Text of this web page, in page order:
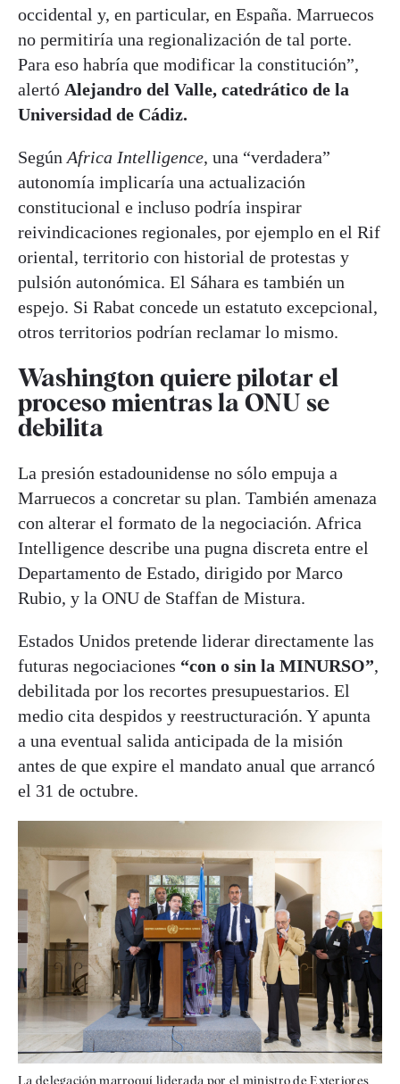
occidental y, en particular, en España. Marruecos
no permitiría una regionalización de tal porte.
Para eso habría que modificar la constitución”,
alertó Alejandro del Valle, catedrático de la
Universidad de Cádiz.
Según Africa Intelligence, una “verdadera”
autonomía implicaría una actualización
constitucional e incluso podría inspirar
reivindicaciones regionales, por ejemplo en el Rif
oriental, territorio con historial de protestas y
pulsión autonómica. El Sáhara es también un
espejo. Si Rabat concede un estatuto excepcional,
otros territorios podrían reclamar lo mismo.
Washington quiere pilotar el
proceso mientras la ONU se
debilita
La presión estadounidense no sólo empuja a
Marruecos a concretar su plan. También amenaza
con alterar el formato de la negociación. Africa
Intelligence describe una pugna discreta entre el
Departamento de Estado, dirigido por Marco
Rubio, y la ONU de Staffan de Mistura.
Estados Unidos pretende liderar directamente las
futuras negociaciones “con o sin la MINURSO”,
debilitada por los recortes presupuestarios. El
medio cita despidos y reestructuración. Y apunta
a una eventual salida anticipada de la misión
antes de que expire el mandato anual que arrancó
el 31 de octubre.
La delegación marroquí liderada por el ministro de Exteriores